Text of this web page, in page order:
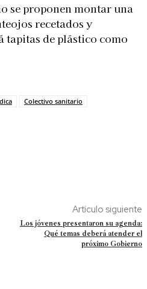
se proponen montar una
recetados y
de plástico como
Colectivo sanitario
Artículo siguiente
Los jóvenes presentaron su agenda:
Qué temas deberá atender el
próximo Gobierno